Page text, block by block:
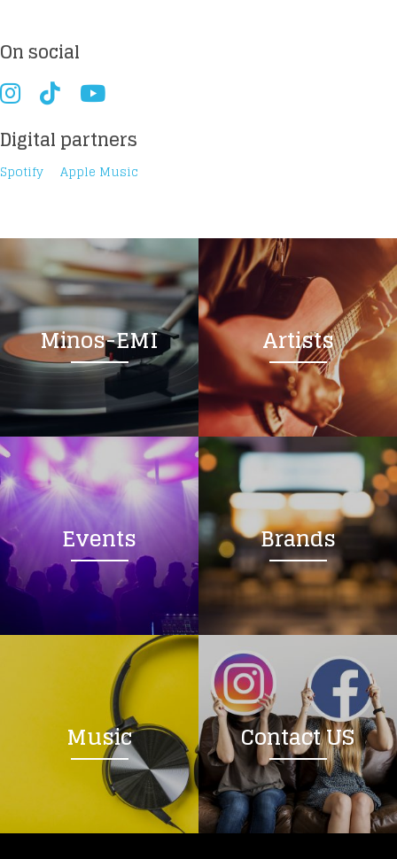
On social
Digital partners
Spotify Apple Music
Minos-EMI Artists
Events Brands
Music Contact US
Loading your form, please wait...